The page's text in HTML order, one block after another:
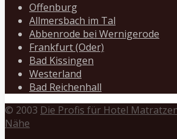
Offenburg
Allmersbach im Tal
Abbenrode bei Wernigerode
Frankfurt (Oder)
Bad Kissingen
Westerland
Bad Reichenhall
© 2003 Die Profis für Hotel
Nähe